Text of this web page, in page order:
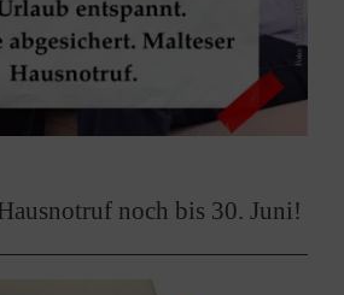
noch bis 30. Juni!